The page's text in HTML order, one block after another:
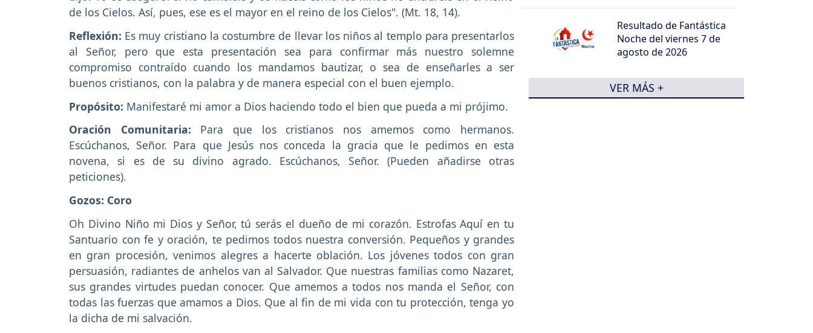
de los Cielos. Así, pues, ese es el mayor en el reino de los Cielos". (Mt. 18, 14).
Reflexión: Es muy cristiano la costumbre de llevar los niños al templo para presentarlos
al Señor, pero que esta presentación sea para confirmar más nuestro solemne
compromiso contraído cuando los mandamos bautizar, o sea de enseñarles a ser
buenos cristianos, con la palabra y de manera especial con el buen ejemplo.
Propósito: Manifestaré mi amor a Dios haciendo todo el bien que pueda a mi prójimo.
Oración Comunitaria: Para que los cristianos nos amemos como hermanos.
Escúchanos, Señor. Para que Jesús nos conceda la gracia que le pedimos en esta
novena, si es de su divino agrado. Escúchanos, Señor. (Pueden añadirse otras
peticiones).
Gozos: Coro
Oh Divino Niño mi Dios y Señor, tú serás el dueño de mi corazón. Estrofas Aquí en tu
Santuario con fe y oración, te pedimos todos nuestra conversión. Pequeños y grandes
en gran procesión, venimos alegres a hacerte oblación. Los jóvenes todos con gran
persuasión, radiantes de anhelos van al Salvador. Que nuestras familias como Nazaret,
sus grandes virtudes puedan conocer. Que amemos a todos nos manda el Señor, con
todas las fuerzas que amamos a Dios. Que al fin de mi vida con tu protección, tenga yo
la dicha de mi salvación.
Resultado de Fantástica
Noche del viernes 7 de
agosto de 2026
VER MÁS +